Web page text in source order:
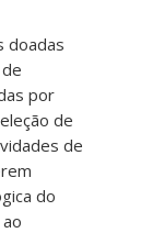
doadas
por
de
de
do